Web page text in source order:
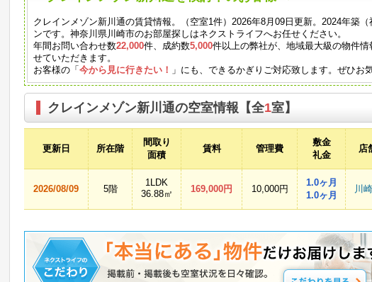
クレインメゾン新川通の賃貸情報。（空室1件）2026年8月09日更新。2024年築
ンです。神奈川県川崎市のお部屋探しはネクストライフへお任せください。
年間お問い合わせ数22,000件、成約数5,000件以上の弊社が、地域最大級の物件
せていただきます。
お客様の「今から見に行きたい！ 」にも、できるかぎりご対応致します。ぜひお
クレインメゾン新川通の空室情報【全1室】
更新日 所在階
間取り
面積
賃料 管理費
敷金
礼金
店
2026/08/09 5階
1LDK
36.88㎡
169,000円 10,000円
1.0ヶ月
1.0ヶ月
川